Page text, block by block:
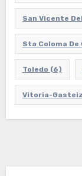
San Vicente
Sta Coloma De
Toledo (6)
Vitoria-Gasteiz